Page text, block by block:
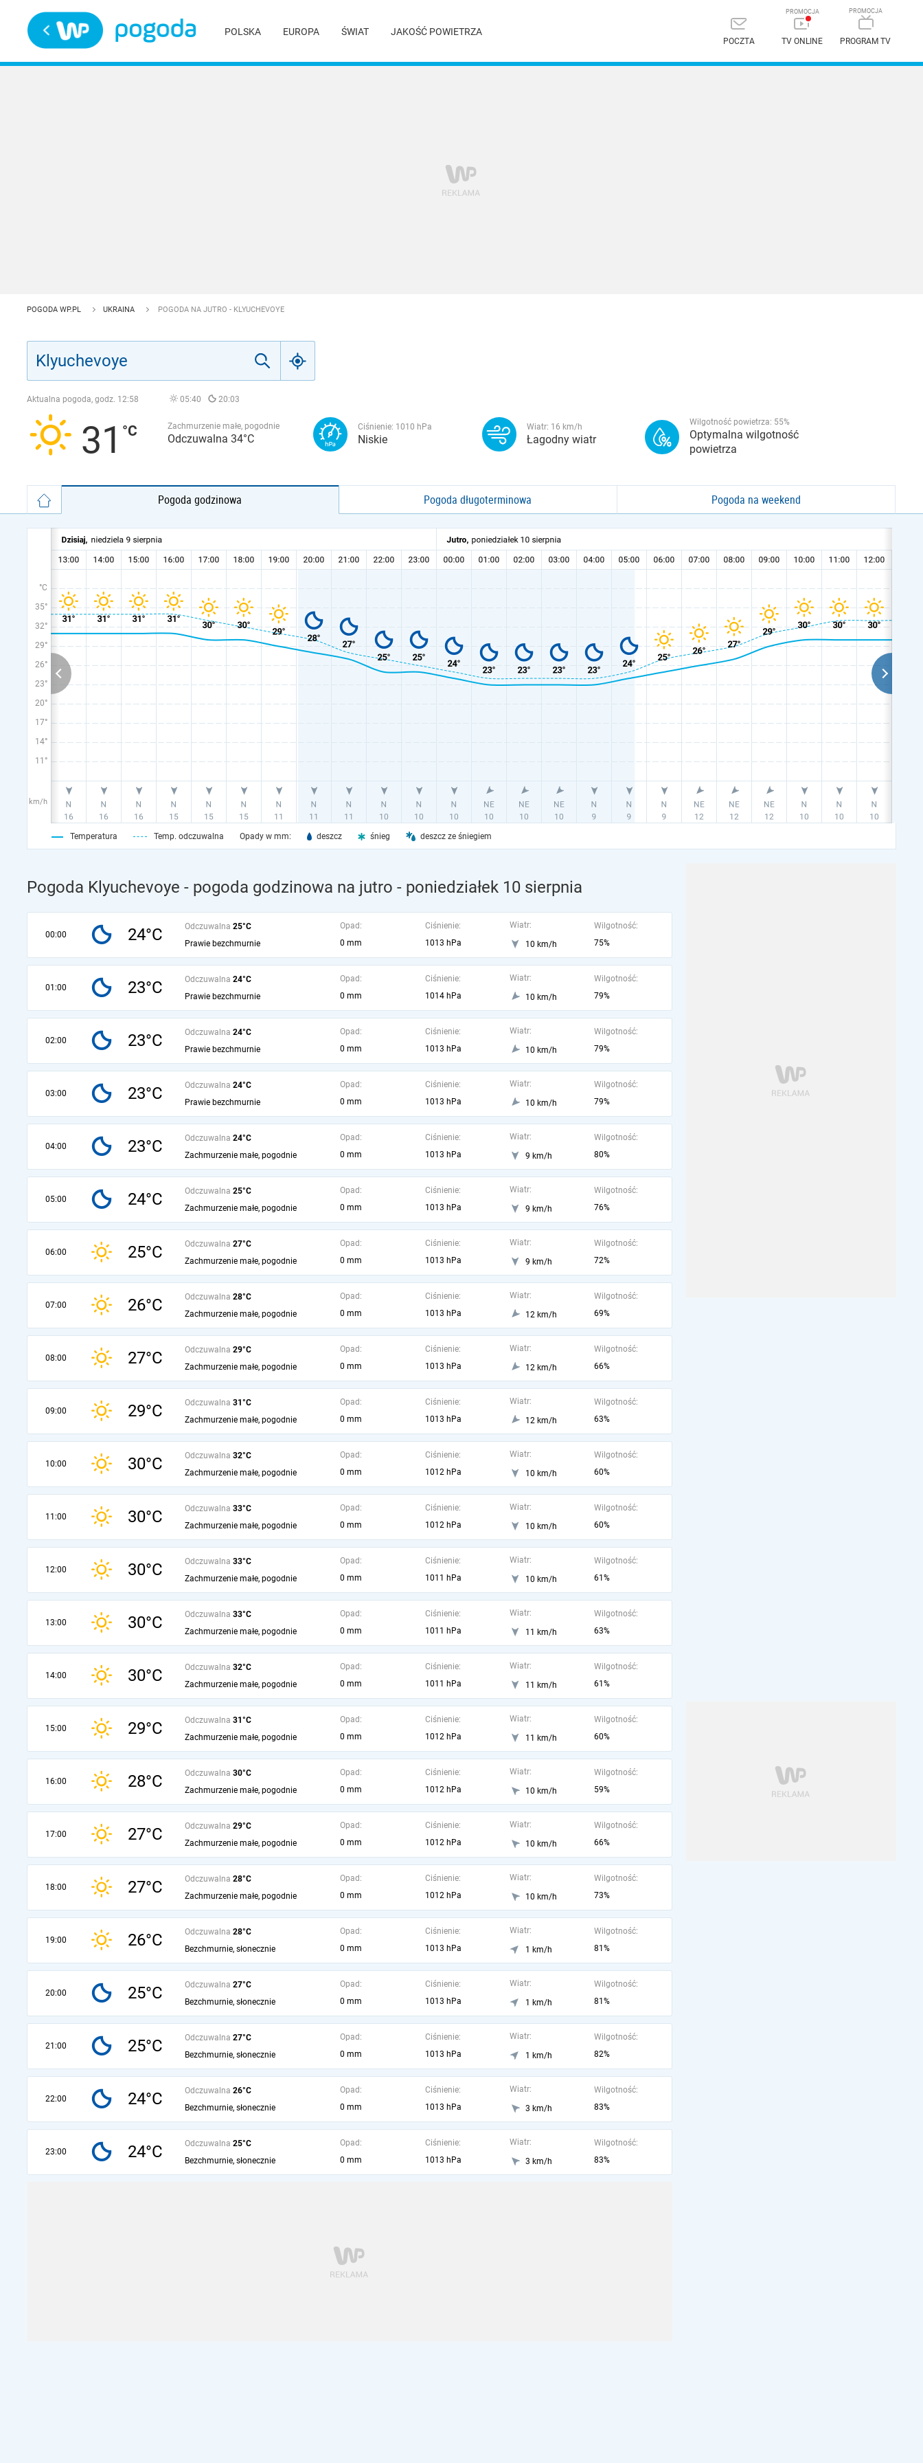
POLSKA EUROPA ŚWIAT JAKOŚĆ POWIETRZA
POCZTA TV ONLINE PROGRAM TV
POGODA WP.PL UKRAINA POGODA NA JUTRO - KLYUCHEVOYE
Aktualna pogoda, godz. 12:58 05:40 20:03
31 Zachmurzenie małe, pogodnie
Odczuwalna 34°C
Ciśnienie: 1010 hPa
Niskie
Wiatr: 16 km/h
Łagodny wiatr
Wilgotność powietrza: 55%
Optymalna wilgotność
powietrza
Pogoda godzinowa Pogoda długoterminowa Pogoda na weekend
°C
35°
32°
29°
26°
23°
20°
17°
14°
11°
km/h
Temperatura Temp. odczuwalna Opady w mm: deszcz śnieg deszcz ze śniegiem
Pogoda Klyuchevoye - pogoda godzinowa na jutro - poniedziałek 10 sierpnia
00:00 24°C Odczuwalna 25°C
Prawie bezchmurnie
Opad:
0 mm
Ciśnienie:
1013 hPa
Wiatr:
10 km/h
Wilgotność:
75%
01:00 23°C Odczuwalna 24°C
Prawie bezchmurnie
Opad:
0 mm
Ciśnienie:
1014 hPa
Wiatr:
10 km/h
Wilgotność:
79%
02:00 23°C Odczuwalna 24°C
Prawie bezchmurnie
Opad:
0 mm
Ciśnienie:
1013 hPa
Wiatr:
10 km/h
Wilgotność:
79%
03:00 23°C Odczuwalna 24°C
Prawie bezchmurnie
Opad:
0 mm
Ciśnienie:
1013 hPa
Wiatr:
10 km/h
Wilgotność:
79%
04:00 23°C Odczuwalna 24°C
Zachmurzenie małe, pogodnie
Opad:
0 mm
Ciśnienie:
1013 hPa
Wiatr:
9 km/h
Wilgotność:
80%
05:00 24°C Odczuwalna 25°C
Zachmurzenie małe, pogodnie
Opad:
0 mm
Ciśnienie:
1013 hPa
Wiatr:
9 km/h
Wilgotność:
76%
06:00 25°C Odczuwalna 27°C
Zachmurzenie małe, pogodnie
Opad:
0 mm
Ciśnienie:
1013 hPa
Wiatr:
9 km/h
Wilgotność:
72%
07:00 26°C Odczuwalna 28°C
Zachmurzenie małe, pogodnie
Opad:
0 mm
Ciśnienie:
1013 hPa
Wiatr:
12 km/h
Wilgotność:
69%
08:00 27°C Odczuwalna 29°C
Zachmurzenie małe, pogodnie
Opad:
0 mm
Ciśnienie:
1013 hPa
Wiatr:
12 km/h
Wilgotność:
66%
09:00 29°C Odczuwalna 31°C
Zachmurzenie małe, pogodnie
Opad:
0 mm
Ciśnienie:
1013 hPa
Wiatr:
12 km/h
Wilgotność:
63%
10:00 30°C Odczuwalna 32°C
Zachmurzenie małe, pogodnie
Opad:
0 mm
Ciśnienie:
1012 hPa
Wiatr:
10 km/h
Wilgotność:
60%
11:00 30°C Odczuwalna 33°C
Zachmurzenie małe, pogodnie
Opad:
0 mm
Ciśnienie:
1012 hPa
Wiatr:
10 km/h
Wilgotność:
60%
12:00 30°C Odczuwalna 33°C
Zachmurzenie małe, pogodnie
Opad:
0 mm
Ciśnienie:
1011 hPa
Wiatr:
10 km/h
Wilgotność:
61%
13:00 30°C Odczuwalna 33°C
Zachmurzenie małe, pogodnie
Opad:
0 mm
Ciśnienie:
1011 hPa
Wiatr:
11 km/h
Wilgotność:
63%
14:00 30°C Odczuwalna 32°C
Zachmurzenie małe, pogodnie
Opad:
0 mm
Ciśnienie:
1011 hPa
Wiatr:
11 km/h
Wilgotność:
61%
15:00 29°C Odczuwalna 31°C
Zachmurzenie małe, pogodnie
Opad:
0 mm
Ciśnienie:
1012 hPa
Wiatr:
11 km/h
Wilgotność:
60%
16:00 28°C Odczuwalna 30°C
Zachmurzenie małe, pogodnie
Opad:
0 mm
Ciśnienie:
1012 hPa
Wiatr:
10 km/h
Wilgotność:
59%
17:00 27°C Odczuwalna 29°C
Zachmurzenie małe, pogodnie
Opad:
0 mm
Ciśnienie:
1012 hPa
Wiatr:
10 km/h
Wilgotność:
66%
18:00 27°C Odczuwalna 28°C
Zachmurzenie małe, pogodnie
Opad:
0 mm
Ciśnienie:
1012 hPa
Wiatr:
10 km/h
Wilgotność:
73%
19:00 26°C Odczuwalna 28°C
Bezchmurnie, słonecznie
Opad:
0 mm
Ciśnienie:
1013 hPa
Wiatr:
1 km/h
Wilgotność:
81%
20:00 25°C Odczuwalna 27°C
Bezchmurnie, słonecznie
Opad:
0 mm
Ciśnienie:
1013 hPa
Wiatr:
1 km/h
Wilgotność:
81%
21:00 25°C Odczuwalna 27°C
Bezchmurnie, słonecznie
Opad:
0 mm
Ciśnienie:
1013 hPa
Wiatr:
1 km/h
Wilgotność:
82%
22:00 24°C Odczuwalna 26°C
Bezchmurnie, słonecznie
Opad:
0 mm
Ciśnienie:
1013 hPa
Wiatr:
3 km/h
Wilgotność:
83%
23:00 24°C Odczuwalna 25°C
Bezchmurnie, słonecznie
Opad:
0 mm
Ciśnienie:
1013 hPa
Wiatr:
3 km/h
Wilgotność:
83%